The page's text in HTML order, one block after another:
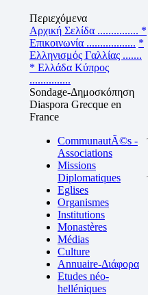
Περιεχόμενα
Αρχική Σελίδα ............... *
Επικοινωνία .................. *
Ελληνισμός Γαλλίας .......
* Ελλάδα Κύπρος
...............
Sondage-Δημοσκόπηση
Diaspora Grecque en
France
CommunautÃ©s -
Associations
Missions
Diplomatiques
Eglises
Organismes
Institutions
Monastères
Médias
Culture
Annuaire-Διάφορα
Etudes néo-
helléniques